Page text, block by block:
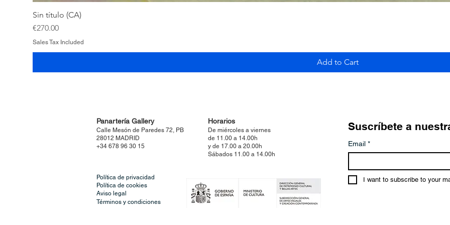
Sin título (CA)
Price
€270.00
Sales Tax Included
Add to Cart
Panartería Gallery
Calle Mesón de Paredes 72, PB
28012 MADRID
+34 678 96 30 15
Horarios
De miércoles a viernes
de 11.00 a 14.00h
y de 17.00 a 20.00h
Sábados 11.00 a 14.00h
Política de privacidad
Política de cookies
Aviso legal
Términos y condiciones
Suscríbete a
Email *
I want to subscribe to your